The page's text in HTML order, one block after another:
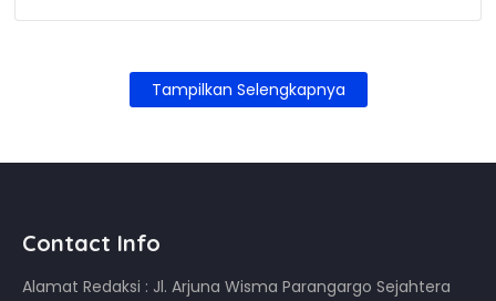
Tampilkan Selengkapnya
Contact Info
Alamat Redaksi : Jl. Arjuna Wisma Parangargo Sejahtera